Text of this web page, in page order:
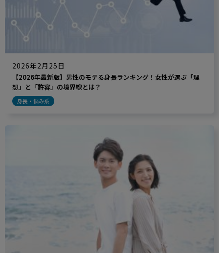
2026年2月25日
【2026年最新版】男性のモテる身長ランキング！女性が選ぶ「理
想」と「許容」の境界線とは？
身長・悩み系